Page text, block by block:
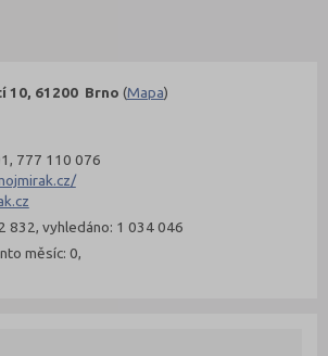
10, 61200 Brno (Mapa)
777 110 076
832, vyhledáno: 1 034 046
měsíc: 0,